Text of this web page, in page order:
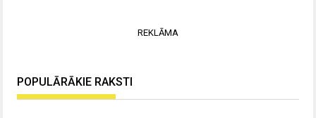
REKLĀMA
POPULĀRĀKIE RAKSTI